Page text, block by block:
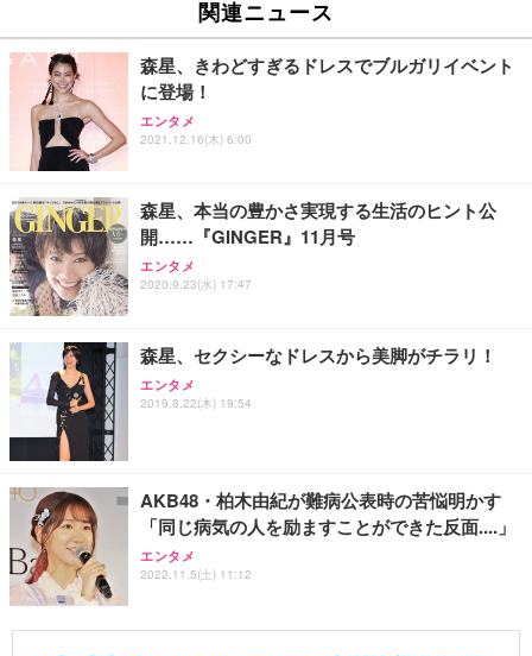
関連ニュース
森星、きわどすぎるドレスでブルガリイベント
に登場！
エンタメ
2021.12.16(木) 6:00
森星、本当の豊かさ実現する生活のヒント公
開……『GINGER』11月号
エンタメ
2020.9.23(水) 17:47
森星、セクシーなドレスから美脚がチラリ！
エンタメ
2019.8.22(木) 19:54
AKB48・柏木由紀が難病公表時の苦悩明かす
「同じ病気の人を励ますことができた反面....」
エンタメ
2022.11.5(土) 11:12